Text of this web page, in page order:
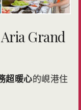
Grand
超暖心的峴港住